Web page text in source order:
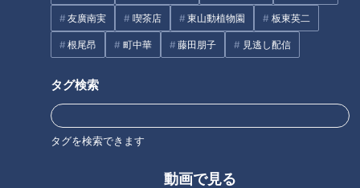
友廣南実 喫茶店 東山動植物園 板東英二
根尾昂 町中華 藤田朋子 見逃し配信
タグ検索
タグを検索できます
動画で見る
「ハチ」「マダニ」秋に増
加！？危険な虫刺され…誤った
ど「応急処置」の新常識
胃のトラブル「胃がん」など深
刻な病気も…胃もたれ・胃痛の
ニュース